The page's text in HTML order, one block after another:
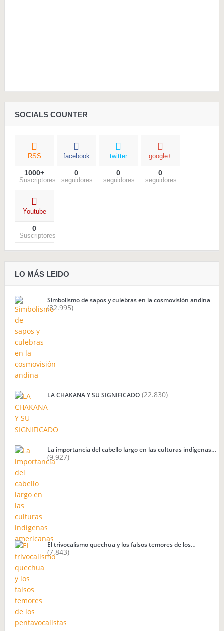
SOCIALS COUNTER
RSS
1000+
Suscriptores
facebook
0
seguidores
twitter
0
seguidores
google+
0
seguidores
Youtube
0
Suscriptores
LO MÁS LEIDO
Simbolismo de sapos y culebras en la cosmovisión andina
(32.995)
LA CHAKANA Y SU SIGNIFICADO (22.830)
La importancia del cabello largo en las culturas indígenas…
(9.927)
El trivocalismo quechua y los falsos temores de los…
(7.843)